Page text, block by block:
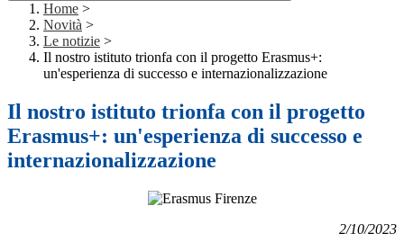
Home >
Novità >
Le notizie >
Il nostro istituto trionfa con il progetto Erasmus+:
un'esperienza di successo e internazionalizzazione
Il nostro istituto trionfa con il progetto
Erasmus+: un'esperienza di successo e
internazionalizzazione
2/10/2023